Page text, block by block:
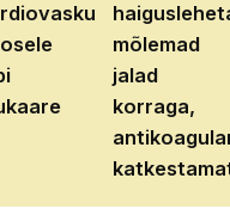
mõlemad
jalad
korraga,